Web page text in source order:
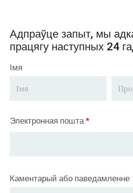
Адпраўце запыт, мы
працягу наступных 24
Імя
Электронная пошта*
Каментарый або паведамленне